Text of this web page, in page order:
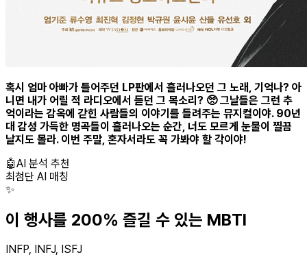
혹시 엄마 아빠가 틀어주던 LP판에서 흘러나오던 그 노래, 기억나? 아
니면 내가 어릴 적 라디오에서 듣던 그 목소리? 🥺 그날들은 그런 추
억이라는 감옥에 갇힌 사람들의 이야기를 들려주는 뮤지컬이야. 90년
대 감성 가득한 명곡들이 흘러나오는 순간, 너도 모르게 눈물이 찔끔
날지도 몰라. 이번 주말, 혼자서라도 꼭 가봐야 할 각이야!
🤖AI 분석 추천
최첨단 AI 매칭
✨
이 행사를 200% 즐길 수 있는 MBTI
INFP, INFJ, ISFJ